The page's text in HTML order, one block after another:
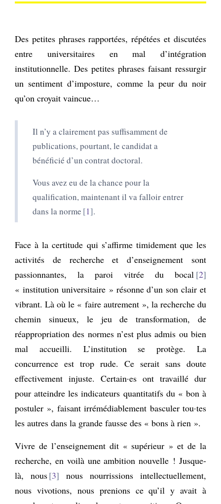
Des petites phrases rapportées, répétées et discutées
entre universitaires en mal d’intégration
institutionnelle. Des petites phrases faisant ressurgir
un sentiment d’imposture, comme la peur du noir
qu’on croyait vaincue…
Il n’y a clairement pas suffisamment de
publications, pourtant, le candidat a
bénéficié d’un contrat doctoral.
Vous avez eu de la chance pour la
qualification, maintenant il va falloir entrer
dans la norme 1 .
Face à la certitude qui s’affirme timidement que les
activités de recherche et d’enseignement sont
passionnantes, la paroi vitrée du bocal 2
« institution universitaire » résonne d’un son clair et
vibrant. Là où le « faire autrement », la recherche du
chemin sinueux, le jeu de transformation, de
réappropriation des normes n’est plus admis ou bien
mal accueilli. L’institution se protège. La
concurrence est trop rude. Ce serait sans doute
effectivement injuste. Certain·es ont travaillé dur
pour atteindre les indicateurs quantitatifs du « bon à
postuler », faisant irrémédiablement basculer tou·tes
les autres dans la grande fausse des « bons à rien ».
Vivre de l’enseignement dit « supérieur » et de la
recherche, en voilà une ambition nouvelle ! Jusque-
là, nous 3
nous nourrissions intellectuellement,
nous vivotions, nous prenions ce qu’il y avait à